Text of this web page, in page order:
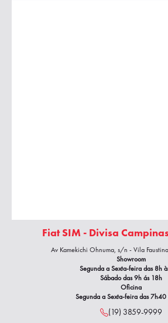
Fiat SIM - Divisa
Av Kamekichi Ohnuma, s/n - Vila
Showroom
Segunda a Sexta-feira das 8h
Sábado das 9h ás 18h
Oficina
Segunda a Sexta-feira das 7h40
(19) 3859-9999